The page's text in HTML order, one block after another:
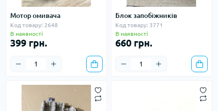
Мотор омивача
Код товару: 2648
В наявності
399 грн.
Блок запобіжників
Код товару: 3771
В наявності
660 грн.